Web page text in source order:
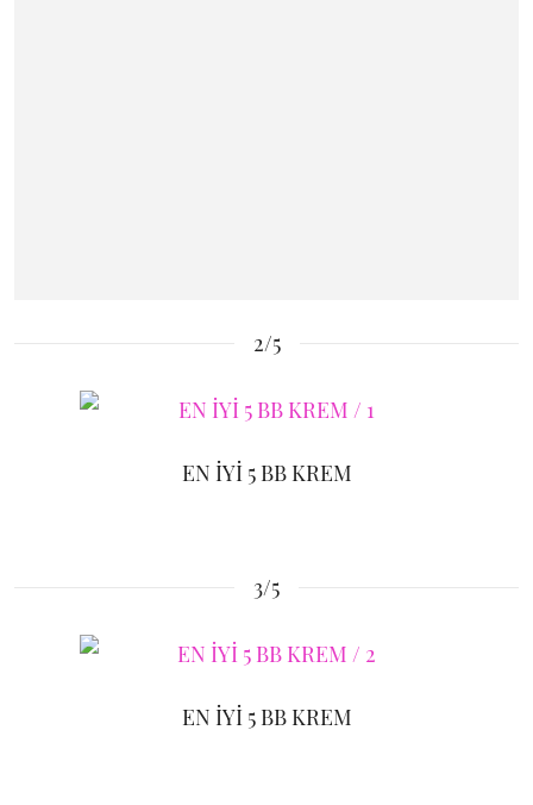
2/5
EN İYİ 5 BB KREM
3/5
EN İYİ 5 BB KREM